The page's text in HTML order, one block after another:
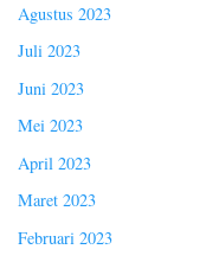
Agustus 2023
Juli 2023
Juni 2023
Mei 2023
April 2023
Maret 2023
Februari 2023